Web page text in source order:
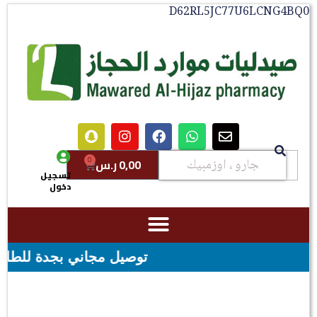
D62RL5JC77U6LCNG4BQ0
0,00ر.س 0
تسجيل
دخول
توصيل مجاني بجدة للطلبات فوق قيمه ال ١٠٠ ريال - شحن